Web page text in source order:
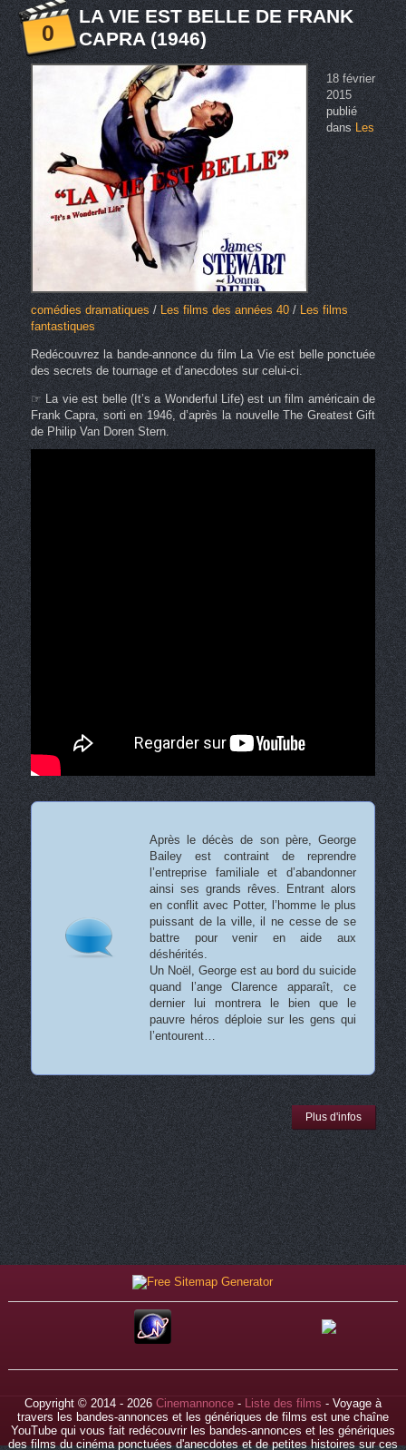
0
LA VIE EST BELLE DE FRANK
CAPRA (1946)
18 février
2015
publié
dans Les
comédies dramatiques/ Les films des années 40/Les films
fantastiques
Redécouvrez la bande-annonce du film La Vie est belle ponctuée
des secrets de tournage et d’anecdotes sur celui-ci.
☞ La vie est belle (It’s a Wonderful Life) est un film américain de
Frank Capra, sorti en 1946, d’après la nouvelle The Greatest Gift
de Philip Van Doren Stern.
Après le décès de son père, George
Bailey est contraint de reprendre
l’entreprise familiale et d’abandonner
ainsi ses grands rêves. Entrant alors
en conflit avec Potter, l’homme le plus
puissant de la ville, il ne cesse de se
battre pour venir en aide aux
déshérités.
Un Noël, George est au bord du suicide
quand l’ange Clarence apparaît, ce
dernier lui montrera le bien que le
pauvre héros déploie sur les gens qui
l’entourent…
Plus d'infos
Copyright © 2014 - 2026 Cinemannonce- Liste des films - Voyage à
travers les bandes-annonces et les génériques de films est une chaîne
YouTube qui vous fait redécouvrir les bandes-annonces et les génériques
des films du cinéma ponctuées d'anecdotes et de petites histoires sur ces